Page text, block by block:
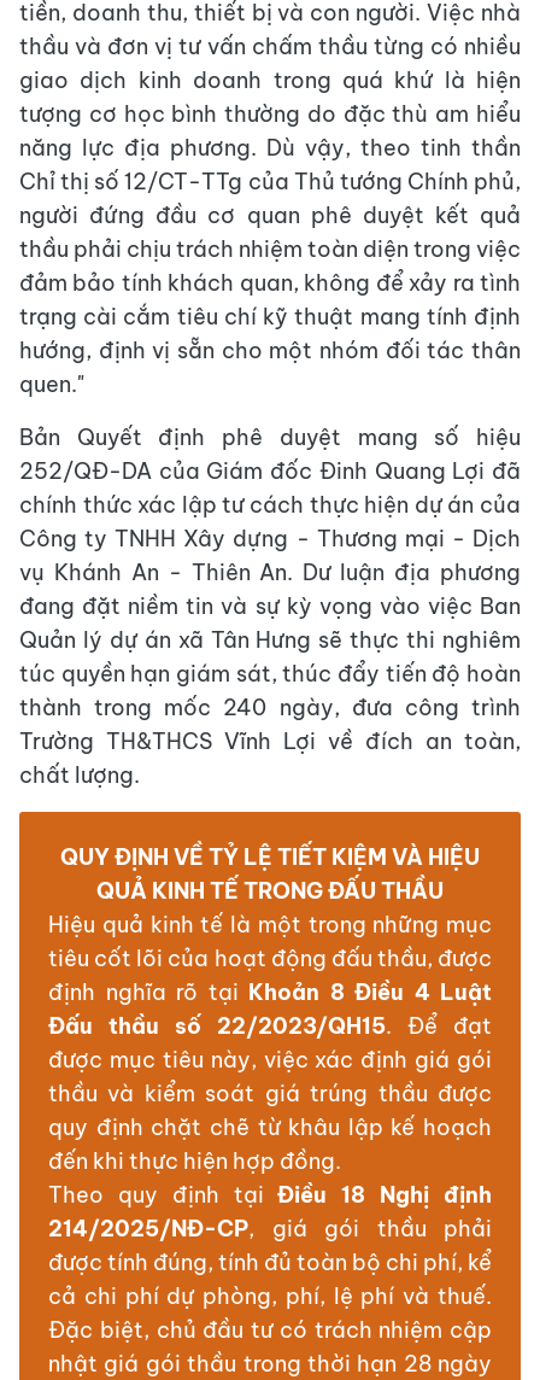
tiền, doanh thu, thiết bị và con người. Việc nhà
thầu và đơn vị tư vấn chấm thầu từng có nhiều
giao dịch kinh doanh trong quá khứ là hiện
tượng cơ học bình thường do đặc thù am hiểu
năng lực địa phương. Dù vậy, theo tinh thần
Chỉ thị số 12/CT-TTg của Thủ tướng Chính phủ,
người đứng đầu cơ quan phê duyệt kết quả
thầu phải chịu trách nhiệm toàn diện trong việc
đảm bảo tính khách quan, không để xảy ra tình
trạng cài cắm tiêu chí kỹ thuật mang tính định
hướng, định vị sẵn cho một nhóm đối tác thân
quen."
Bản Quyết định phê duyệt mang số hiệu
252/QĐ-DA của Giám đốc Đinh Quang Lợi đã
chính thức xác lập tư cách thực hiện dự án của
Công ty TNHH Xây dựng - Thương mại - Dịch
vụ Khánh An - Thiên An. Dư luận địa phương
đang đặt niềm tin và sự kỳ vọng vào việc Ban
Quản lý dự án xã Tân Hưng sẽ thực thi nghiêm
túc quyền hạn giám sát, thúc đẩy tiến độ hoàn
thành trong mốc 240 ngày, đưa công trình
Trường TH&THCS Vĩnh Lợi về đích an toàn,
chất lượng.
QUY ĐỊNH VỀ TỶ LỆ TIẾT KIỆM VÀ HIỆU
QUẢ KINH TẾ TRONG ĐẤU THẦU
Hiệu quả kinh tế là một trong những mục
tiêu cốt lõi của hoạt động đấu thầu, được
định nghĩa rõ tại Khoản 8 Điều 4 Luật
Đấu thầu số 22/2023/QH15. Để đạt
được mục tiêu này, việc xác định giá gói
thầu và kiểm soát giá trúng thầu được
quy định chặt chẽ từ khâu lập kế hoạch
đến khi thực hiện hợp đồng.
Theo quy định tạiĐiều 18 Nghị định
214/2025/NĐ-CP, giá gói thầu phải
được tính đúng, tính đủ toàn bộ chi phí, kể
cả chi phí dự phòng, phí, lệ phí và thuế.
Đặc biệt, chủ đầu tư có trách nhiệm cập
nhật giá gói thầu trong thời hạn 28 ngày